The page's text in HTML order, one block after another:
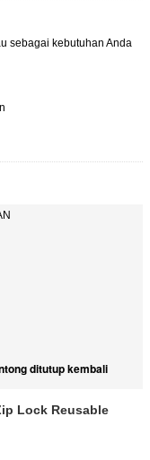
sebagai kebutuhan Anda
ditutup kembali
Lock Reusable